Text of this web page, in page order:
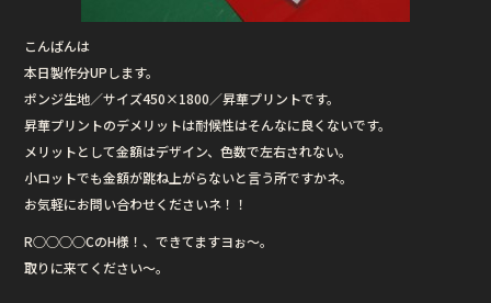
こんばんは
本日製作分UPします。
ポンジ生地／サイズ450×1800／昇華プリントです。
昇華プリントのデメリットは耐候性はそんなに良くないです。
メリットとして金額はデザイン、色数で左右されない。
小ロットでも金額が跳ね上がらないと言う所ですかネ。
お気軽にお問い合わせくださいネ！！
R○○○○CのH様！、できてますヨぉ〜。
取りに来てください〜。